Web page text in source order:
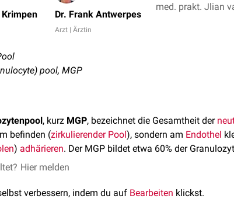
Dr. Frank Antwerpes
Arzt | Ärztin
med. prakt. Jlian
pool, MGP
, kurz MGP, bezeichnet die Gesamtheit der
befinden (zirkulierender Pool), sondern am Endothel
) adhärieren. Der MGP bildet etwa 60% der
Hier melden
verbessern, indem du auf Bearbeiten klickst.